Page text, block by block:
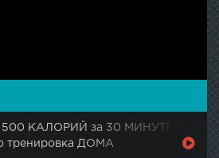
500 КАЛОРИЙ за 30 МИНУТ!
тренировка ДОМА